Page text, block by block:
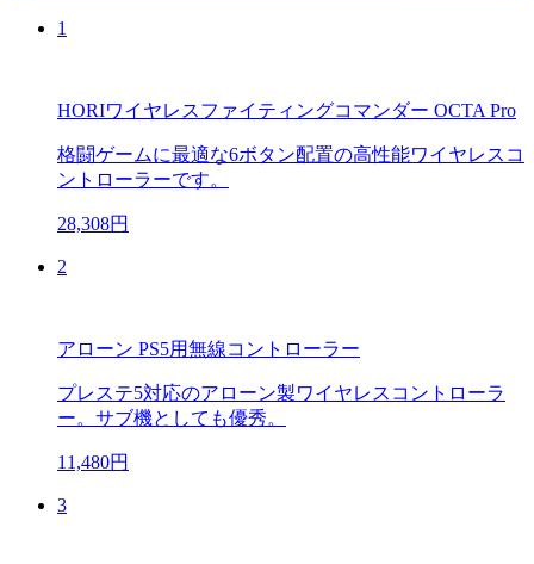
1
HORIワイヤレスファイティングコマンダー OCTA Pro
格闘ゲームに最適な6ボタン配置の高性能ワイヤレスコ
ントローラーです。
28,308円
2
アローン PS5用無線コントローラー
プレステ5対応のアローン製ワイヤレスコントローラ
ー。サブ機としても優秀。
11,480円
3